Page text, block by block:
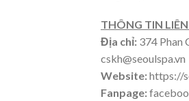
THÔNG TIN
Địa chỉ: 374 Phan
cskh@seoulspa.vn
Website:https://
Fanpage: